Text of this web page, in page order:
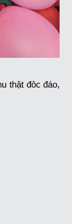
thật đôc đáo,